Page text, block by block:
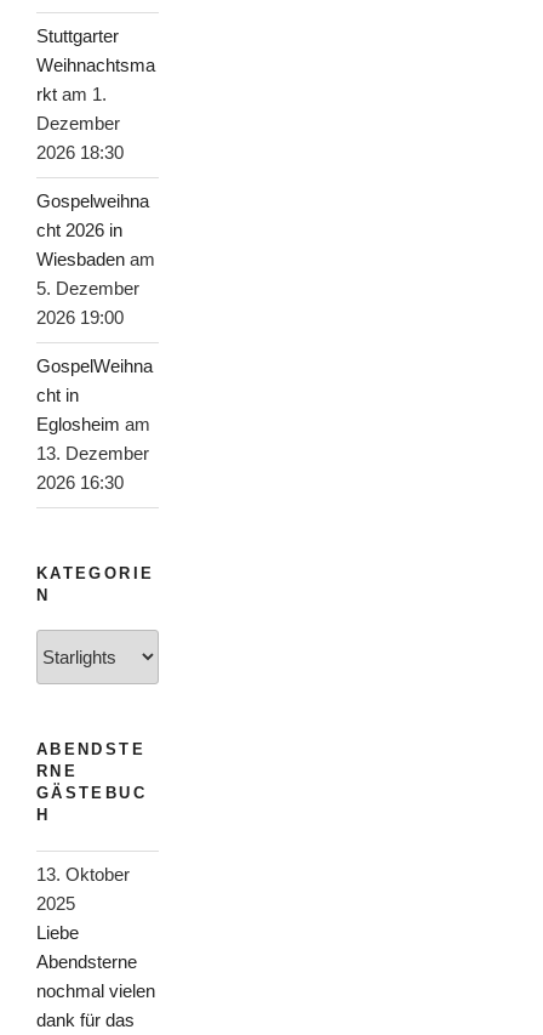
Stuttgarter
Weihnachtsma
rkt am 1.
Dezember
2026 18:30
Gospelweihna
cht 2026 in
Wiesbaden am
5. Dezember
2026 19:00
GospelWeihna
cht in
Eglosheim am
13. Dezember
2026 16:30
KATEGORIE
N
ABENDSTE
RNE
GÄSTEBUC
H
13. Oktober
2025
Liebe
Abendsterne
nochmal vielen
dank für das